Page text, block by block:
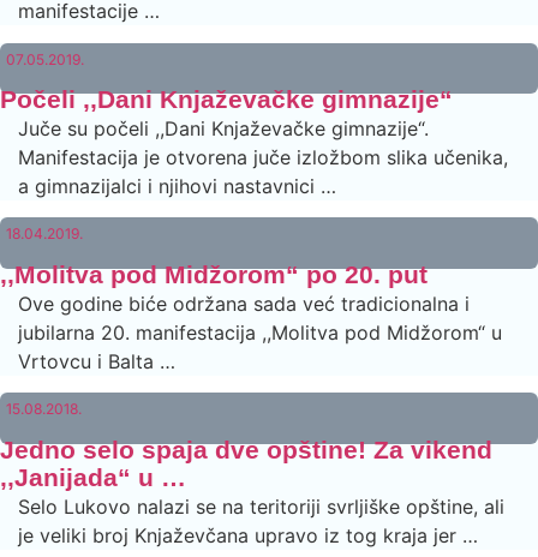
manifestacije …
07.05.2019.
Počeli ,,Dani Knjaževačke gimnazije“
Juče su počeli ,,Dani Knjaževačke gimnazije“.
Manifestacija je otvorena juče izložbom slika učenika,
a gimnazijalci i njihovi nastavnici …
18.04.2019.
,,Molitva pod Midžorom“ po 20. put
Ove godine biće održana sada već tradicionalna i
jubilarna 20. manifestacija ,,Molitva pod Midžorom“ u
Vrtovcu i Balta …
15.08.2018.
Jedno selo spaja dve opštine! Za vikend
‚‚Janijada“ u …
Selo Lukovo nalazi se na teritoriji svrljiške opštine, ali
je veliki broj Knjaževčana upravo iz tog kraja jer …